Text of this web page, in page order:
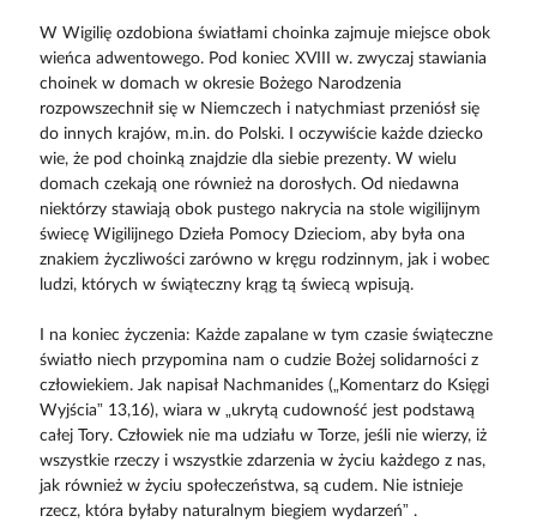
W Wigilię ozdobiona światłami choinka zajmuje miejsce obok
wieńca adwentowego. Pod koniec XVIII w. zwyczaj stawiania
choinek w domach w okresie Bożego Narodzenia
rozpowszechnił się w Niemczech i natychmiast przeniósł się
do innych krajów, m.in. do Polski. I oczywiście każde dziecko
wie, że pod choinką znajdzie dla siebie prezenty. W wielu
domach czekają one również na dorosłych. Od niedawna
niektórzy stawiają obok pustego nakrycia na stole wigilijnym
świecę Wigilijnego Dzieła Pomocy Dzieciom, aby była ona
znakiem życzliwości zarówno w kręgu rodzinnym, jak i wobec
ludzi, których w świąteczny krąg tą świecą wpisują.
I na koniec życzenia: Każde zapalane w tym czasie świąteczne
światło niech przypomina nam o cudzie Bożej solidarności z
człowiekiem. Jak napisał Nachmanides („Komentarz do Księgi
Wyjścia” 13,16), wiara w „ukrytą cudowność jest podstawą
całej Tory. Człowiek nie ma udziału w Torze, jeśli nie wierzy, iż
wszystkie rzeczy i wszystkie zdarzenia w życiu każdego z nas,
jak również w życiu społeczeństwa, są cudem. Nie istnieje
rzecz, która byłaby naturalnym biegiem wydarzeń” .